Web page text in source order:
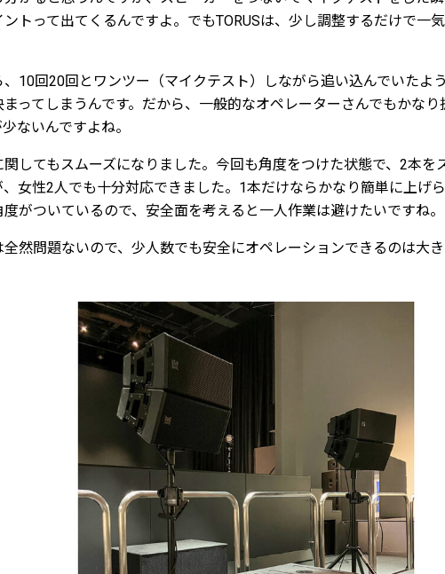
トって出てくるんですよ。でもTORUSは、少し調整するだけで一
10回20回とワンツー（マイクテスト）しながら追い込んでいたよ
ってしまうんです。だから、一般的なオペレーターさんでもかな
ないんですよね。
してもスムーズになりました。今回も角度をつけた状態で、2本を
女性2人でも十分対応できました。1本だけならかなり簡単に上げ
がついているので、安全面を考えると一人作業は避けたいですね。
然問題ないので、少人数でも安全にオペレーションできるのは大き